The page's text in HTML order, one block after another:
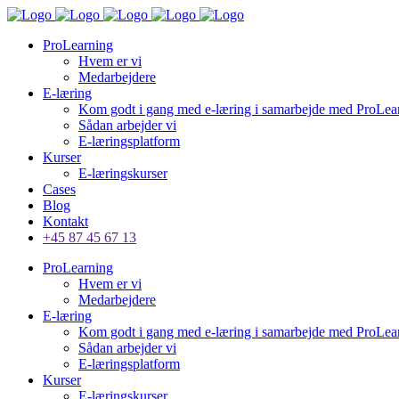
ProLearning
Hvem er vi
Medarbejdere
E-læring
Kom godt i gang med e-læring i samarbejde med
Sådan arbejder vi
E-læringsplatform
Kurser
E-læringskurser
Cases
Blog
Kontakt
+45 87 45 67 13
ProLearning
Hvem er vi
Medarbejdere
E-læring
Kom godt i gang med e-læring i samarbejde med
Sådan arbejder vi
E-læringsplatform
Kurser
E-læringskurser